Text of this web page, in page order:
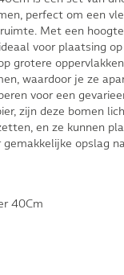
perfect om een
Met een
voor plaatsing
grotere
waardoor je ze
voor een
zijn deze bomen
en ze kunnen
gemakkelijke opslag
40Cm